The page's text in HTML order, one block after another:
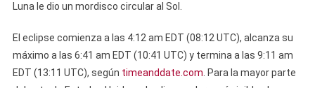
Luna le dio un mordisco circular al Sol.
El eclipse comienza a las 4:12 am EDT (08:12 UTC), alcanza su
máximo a las 6:41 am EDT (10:41 UTC) y termina a las 9:11 am
EDT (13:11 UTC), según timeanddate.com . Para la mayor parte